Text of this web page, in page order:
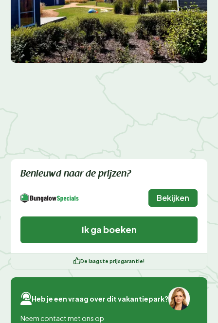
Benieuwd naar de prijzen?
Bekijken
Ik ga boeken
De laagste prijsgarantie!
Heb je een vraag over dit vakantiepark?
Neem contact met ons op